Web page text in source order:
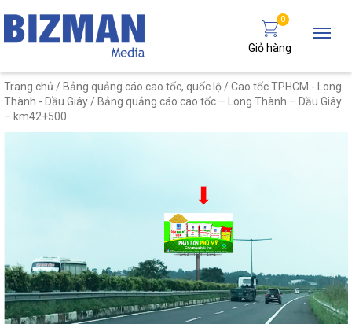
0
Giỏ hàng
Trang chủ / Bảng quảng cáo cao tốc, quốc lộ /Cao tốc TPHCM - Long
Thành - Dầu Giây / Bảng quảng cáo cao tốc – Long Thành – Dầu Giây
– km42+500